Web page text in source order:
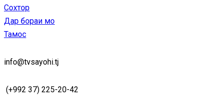
Сохтор
Дар бораи мо
Тамос
info@tvsayohi.tj
(+992 37) 225-20-42